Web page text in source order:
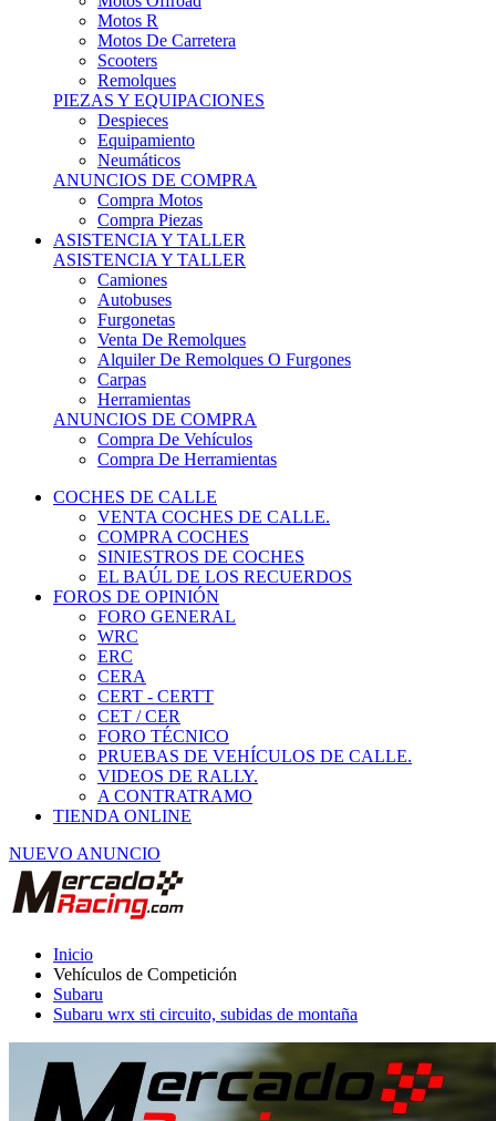
Motos R
Motos De Carretera
Scooters
Remolques
PIEZAS Y EQUIPACIONES
Despieces
Equipamiento
Neumáticos
ANUNCIOS DE COMPRA
Compra Motos
Compra Piezas
ASISTENCIA Y TALLER
ASISTENCIA Y TALLER
Camiones
Autobuses
Furgonetas
Venta De Remolques
Alquiler De Remolques O Furgones
Carpas
Herramientas
ANUNCIOS DE COMPRA
Compra De Vehículos
Compra De Herramientas
COCHES DE CALLE
VENTA COCHES DE CALLE.
COMPRA COCHES
SINIESTROS DE COCHES
EL BAÚL DE LOS RECUERDOS
FOROS DE OPINIÓN
FORO GENERAL
WRC
ERC
CERA
CERT - CERTT
CET / CER
FORO TÉCNICO
PRUEBAS DE VEHÍCULOS DE CALLE.
VIDEOS DE RALLY.
A CONTRATRAMO
TIENDA ONLINE
NUEVO ANUNCIO
Inicio
Vehículos de Competición
Subaru
Subaru wrx sti circuito, subidas de montaña